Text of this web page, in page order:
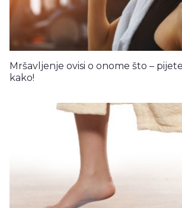
Mršavljenje ovisi o onome što –
kako!